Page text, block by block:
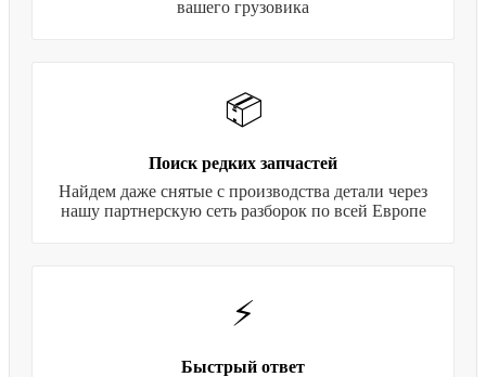
вашего грузовика
📦
Поиск редких запчастей
Найдем даже снятые с производства детали через
нашу партнерскую сеть разборок по всей Европе
⚡
Быстрый ответ